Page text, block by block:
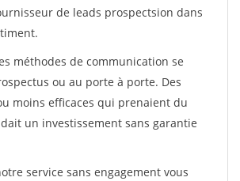
de leads prospectsion dans
méthodes de communication se
ou au porte à porte. Des
moins efficaces qui prenaient du
un investissement sans garantie
service sans engagement vous